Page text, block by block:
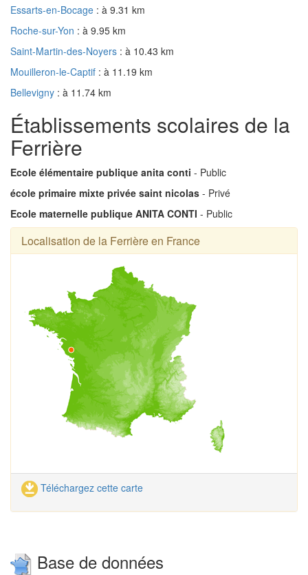
Essarts-en-Bocage : à 9.31 km
Roche-sur-Yon : à 9.95 km
Saint-Martin-des-Noyers : à 10.43 km
Mouilleron-le-Captif : à 11.19 km
Bellevigny : à 11.74 km
Établissements scolaires de la
Ferrière
Ecole élémentaire publique anita conti - Public
école primaire mixte privée saint nicolas - Privé
Ecole maternelle publique ANITA CONTI - Public
Localisation de la Ferrière en France
Téléchargez cette carte
Base de données